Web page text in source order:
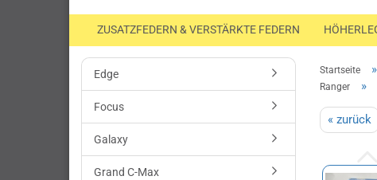
ZUSATZFEDERN & VERSTÄRKTE FEDERN
Startseite »
Ranger »
« zurück
Edge
Focus
Galaxy
Grand C-Max